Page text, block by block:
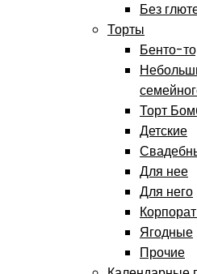
Без
Торты
Бенто-
Торт
Детские
Для нее
Для него
Ягодные
Прочие